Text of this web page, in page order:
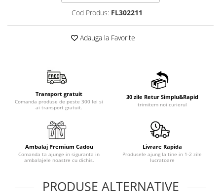
Cod Produs: FL302211
Adauga la Favorite
Transport gratuit
Comanda produse de peste 300 lei si
ai transport gratuit.
30 zile Retur Simplu&Rapid
trimitem noi curierul
Ambalaj Premium Cadou
Comanda ta ajunge in siguranta in
ambalajele noastre cu dichis.
Livrare Rapida
Produsele ajung la tine in 1-2 zile
lucratoare
PRODUSE ALTERNATIVE